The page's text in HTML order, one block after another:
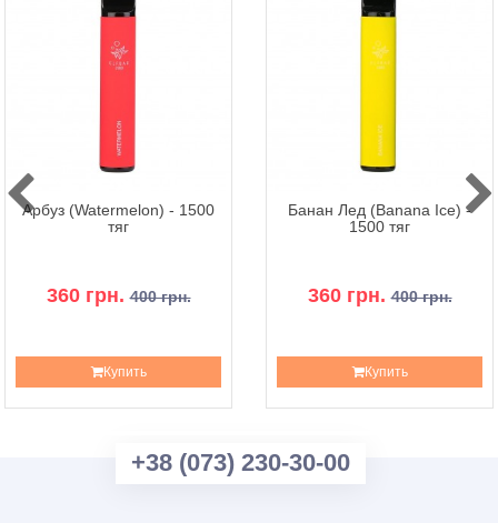
Арбуз (Watermelon) - 1500
тяг
360 грн. 400 грн.
Купить
Банан Лед (Banana Ice) -
1500 тяг
360 грн. 400 грн.
Купить
+38 (073) 230-30-00